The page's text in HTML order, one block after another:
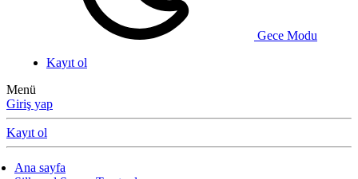
Gece Modu
Kayıt ol
Menü
Giriş yap
Kayıt ol
Ana sayfa